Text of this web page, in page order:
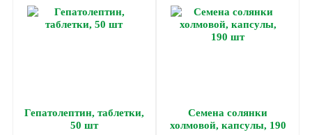
Гепатолептин, таблетки,
50 шт
Семена солянки
холмовой, капсулы, 190